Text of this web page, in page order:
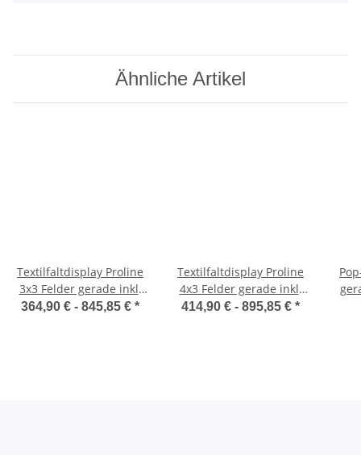
Ähnliche Artikel
Textilfaltdisplay Proline
3x3 Felder gerade inkl.
Druck
364,90 € - 845,85 € *
Textilfaltdisplay Proline
4x3 Felder gerade inkl.
Druck
414,90 € - 895,85 € *